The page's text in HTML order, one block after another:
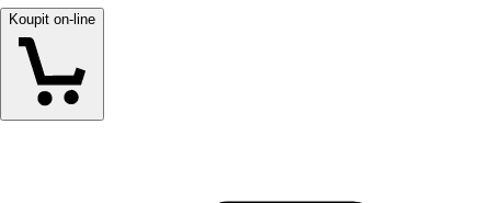
Koupit on-line